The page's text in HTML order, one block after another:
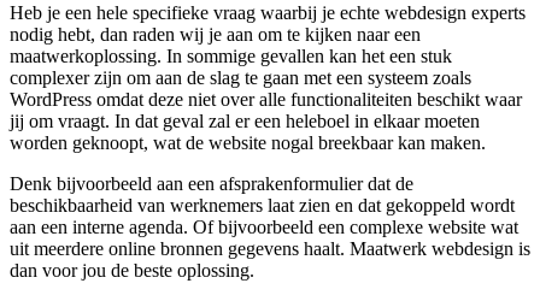
Heb je een hele specifieke vraag waarbij je echte webdesign experts
nodig hebt, dan raden wij je aan om te kijken naar een
maatwerkoplossing. In sommige gevallen kan het een stuk
complexer zijn om aan de slag te gaan met een systeem zoals
WordPress omdat deze niet over alle functionaliteiten beschikt waar
jij om vraagt. In dat geval zal er een heleboel in elkaar moeten
worden geknoopt, wat de website nogal breekbaar kan maken.
Denk bijvoorbeeld aan een afsprakenformulier dat de
beschikbaarheid van werknemers laat zien en dat gekoppeld wordt
aan een interne agenda. Of bijvoorbeeld een complexe website wat
uit meerdere online bronnen gegevens haalt. Maatwerk webdesign is
dan voor jou de beste oplossing.